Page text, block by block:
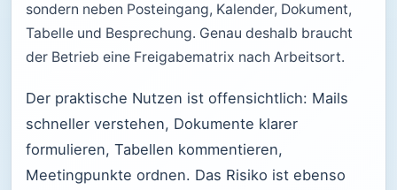
sondern neben Posteingang, Kalender, Dokument,
Tabelle und Besprechung. Genau deshalb braucht
der Betrieb eine Freigabematrix nach Arbeitsort.
Der praktische Nutzen ist offensichtlich: Mails
schneller verstehen, Dokumente klarer
formulieren, Tabellen kommentieren,
Meetingpunkte ordnen. Das Risiko ist ebenso